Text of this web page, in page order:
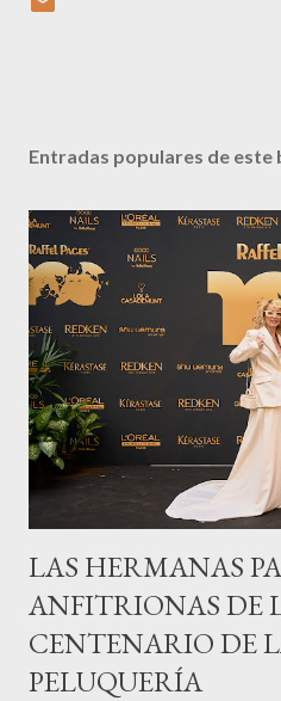
Entradas populares de este
LAS HERMANAS
ANFITRIONAS DE
CENTENARIO DE
PELUQUERÍA